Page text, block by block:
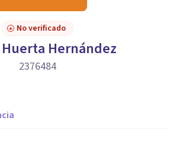
No verificado
Hernández
2376484